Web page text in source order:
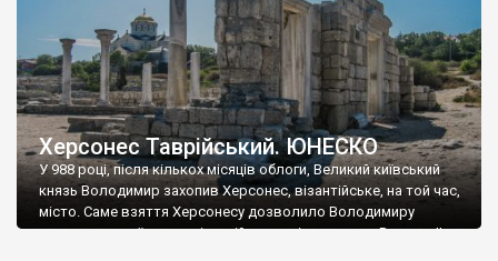
Херсонес Таврійський. ЮНЕСКО
У 988 році, після кількох місяців облоги, Великий київський
князь Володимир захопив Херсонес, візантійське, на той час,
місто. Саме взяття Херсонесу дозволило Володимиру
диктувати свої умови візантійському імператору Василю ІІ, та